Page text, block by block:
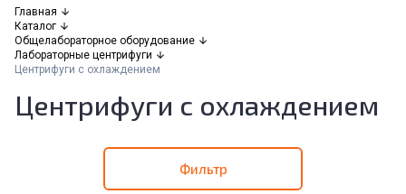
Главная
Каталог
Общелабораторное оборудование
Лабораторные центрифуги
Центрифуги с охлаждением
Центрифуги с охлаждением
Фильтр